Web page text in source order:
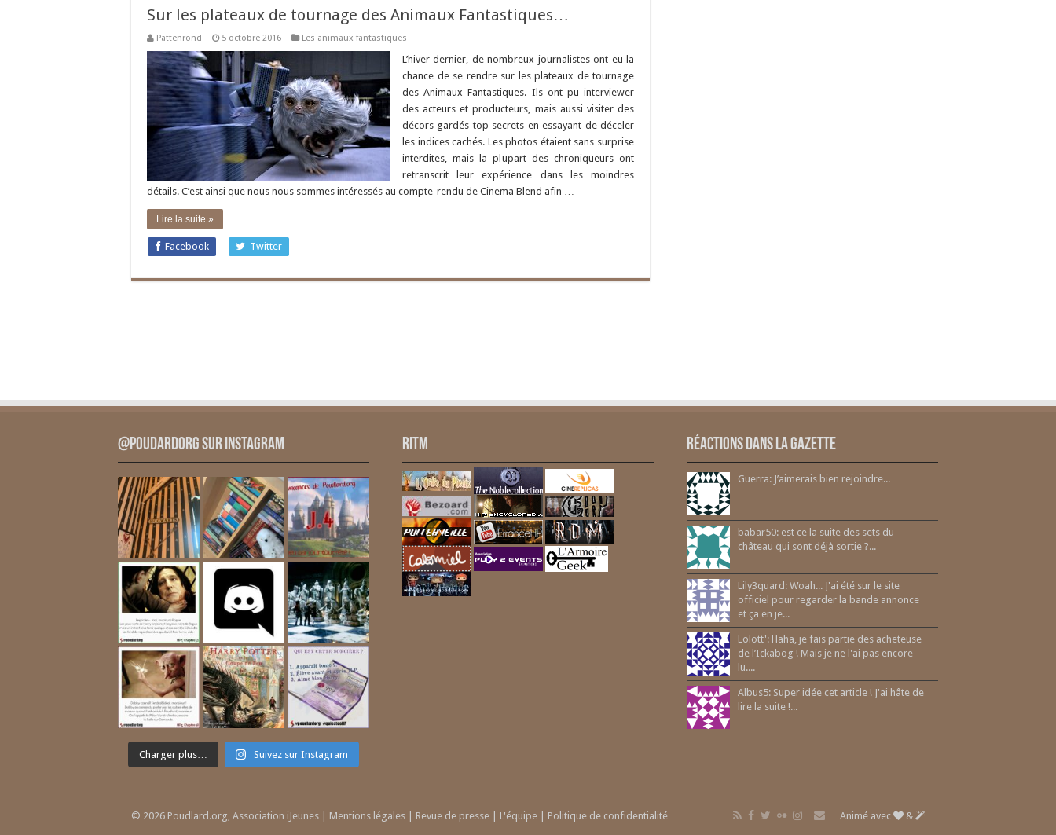
Sur les plateaux de tournage des Animaux Fantastiques…
Pattenrond 5 octobre 2016 Les animaux fantastiques
L’hiver dernier, de nombreux journalistes ont eu la
chance de se rendre sur les plateaux de tournage
des Animaux Fantastiques. Ils ont pu interviewer
des acteurs et producteurs, mais aussi visiter des
décors gardés top secrets en essayant de déceler
les indices cachés. Les photos étaient sans surprise
interdites, mais la plupart des chroniqueurs ont
retranscrit leur expérience dans les moindres
détails. C’est ainsi que nous nous sommes intéressés au compte-rendu de Cinema Blend afin …
Lire la suite »
Facebook Twitter
@PoudardOrg sur Instagram
Charger plus… Suivez sur Instagram
RITM Réactions dans la gazette
Guerra: J’aimerais bien rejoindre...
babar50: est ce la suite des sets du
château qui sont déjà sortie ?...
Lily3quard: Woah... J'ai été sur le site
officiel pour regarder la bande annonce
et ça en je...
Lolott': Haha, je fais partie des acheteuse
de l’Ickabog ! Mais je ne l'ai pas encore
lu....
Albus5: Super idée cet article ! J'ai hâte de
lire la suite !...
Animé avec &
© 2026 Poudlard.org, Association iJeunes | Mentions légales Revue de presse L'équipe Politique de confidentialité